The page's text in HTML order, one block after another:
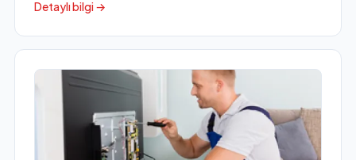
Detaylı bilgi →